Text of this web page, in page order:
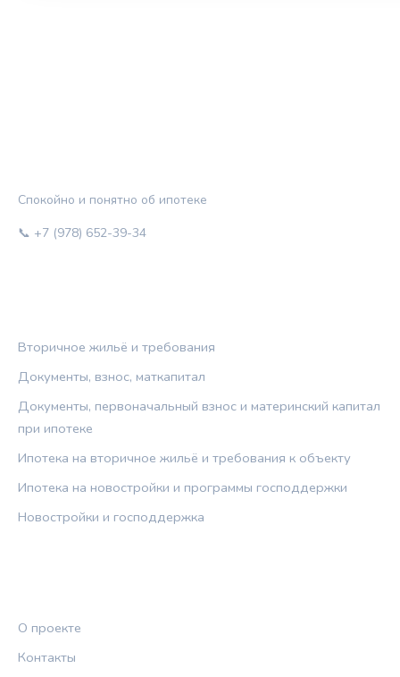
Спокойно и понятно об ипотеке
📞 +7 (978) 652-39-34
Вторичное жильё и требования
Документы, взнос, маткапитал
Документы, первоначальный взнос и материнский капитал
при ипотеке
Ипотека на вторичное жильё и требования к объекту
Ипотека на новостройки и программы господдержки
Новостройки и господдержка
О проекте
Контакты